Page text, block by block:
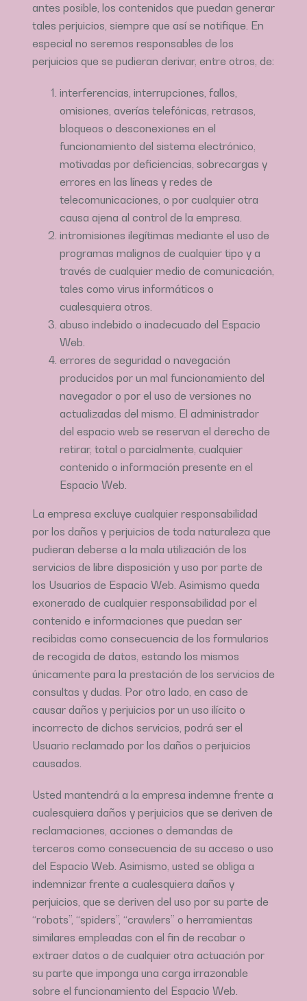
antes posible, los contenidos que puedan generar
tales perjuicios, siempre que así se notifique. En
especial no seremos responsables de los
perjuicios que se pudieran derivar, entre otros, de:
interferencias, interrupciones, fallos,
omisiones, averías telefónicas, retrasos,
bloqueos o desconexiones en el
funcionamiento del sistema electrónico,
motivadas por deficiencias, sobrecargas y
errores en las líneas y redes de
telecomunicaciones, o por cualquier otra
causa ajena al control de la empresa.
intromisiones ilegítimas mediante el uso de
programas malignos de cualquier tipo y a
través de cualquier medio de comunicación,
tales como virus informáticos o
cualesquiera otros.
abuso indebido o inadecuado del Espacio
Web.
errores de seguridad o navegación
producidos por un mal funcionamiento del
navegador o por el uso de versiones no
actualizadas del mismo. El administrador
del espacio web se reservan el derecho de
retirar, total o parcialmente, cualquier
contenido o información presente en el
Espacio Web.
La empresa excluye cualquier responsabilidad
por los daños y perjuicios de toda naturaleza que
pudieran deberse a la mala utilización de los
servicios de libre disposición y uso por parte de
los Usuarios de Espacio Web. Asimismo queda
exonerado de cualquier responsabilidad por el
contenido e informaciones que puedan ser
recibidas como consecuencia de los formularios
de recogida de datos, estando los mismos
únicamente para la prestación de los servicios de
consultas y dudas. Por otro lado, en caso de
causar daños y perjuicios por un uso ilícito o
incorrecto de dichos servicios, podrá ser el
Usuario reclamado por los daños o perjuicios
causados.
Usted mantendrá a la empresa indemne frente a
cualesquiera daños y perjuicios que se deriven de
reclamaciones, acciones o demandas de
terceros como consecuencia de su acceso o uso
del Espacio Web. Asimismo, usted se obliga a
indemnizar frente a cualesquiera daños y
perjuicios, que se deriven del uso por su parte de
“robots”, “spiders”, “crawlers” o herramientas
similares empleadas con el fin de recabar o
extraer datos o de cualquier otra actuación por
su parte que imponga una carga irrazonable
sobre el funcionamiento del Espacio Web.